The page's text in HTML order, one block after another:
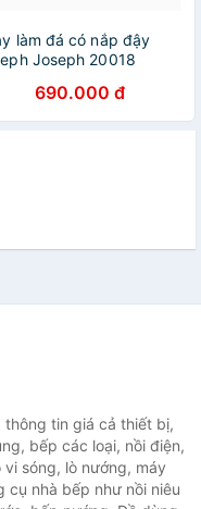
làm đá có nắp đậy
Joseph 20018
690.000 đ
thông tin giá cả thiết bị,
bếp các loại, nồi điện,
sóng, lò nướng, máy
cụ nhà bếp như nồi niêu